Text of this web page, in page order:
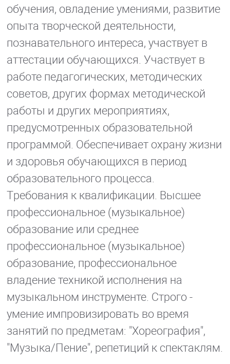
обучения, овладение умениями, развитие
опыта творческой деятельности,
познавательного интереса, участвует в
аттестации обучающихся. Участвует в
работе педагогических, методических
советов, других формах методической
работы и других мероприятиях,
предусмотренных образовательной
программой. Обеспечивает охрану жизни
и здоровья обучающихся в период
образовательного процесса.
Требования к квалификации. Высшее
профессиональное (музыкальное)
образование или среднее
профессиональное (музыкальное)
образование, профессиональное
владение техникой исполнения на
музыкальном инструменте. Строго -
умение импровизировать во время
занятий по предметам: "Хореография",
"Музыка/Пение", репетиций к спектаклям.